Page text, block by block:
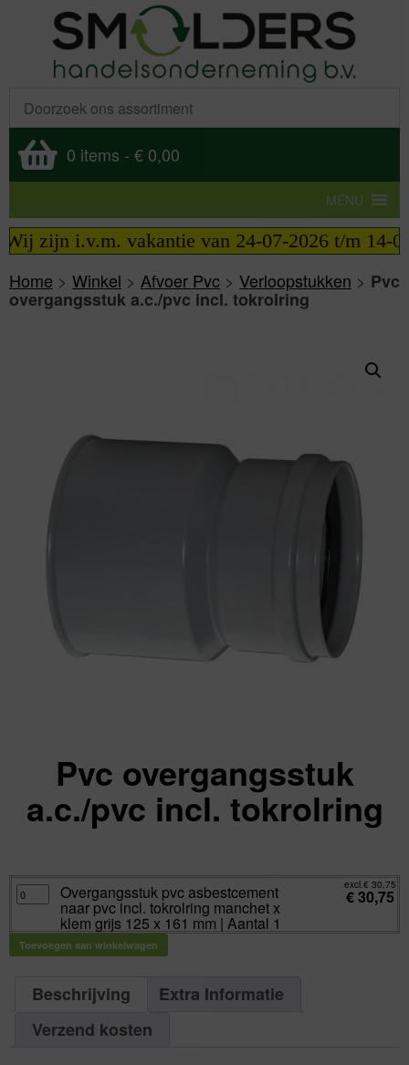
0 items - € 0,00
MENU
i.v.m. vakantie van 24-07-2026 t/m 14-08-
Home > Winkel > Afvoer Pvc > Verloopstukken > Pvc
overgangsstuk a.c./pvc incl. tokrolring
Pvc overgangsstuk
a.c./pvc incl. tokrolring
Overgangsstuk
pvc
asbestcement
incl.
tokrolring
manchet
grijs
Overgangsstuk pvc asbestcement
naar pvc incl. tokrolring manchet x
klem grijs 125 x 161 mm | Aantal 1
excl.€ 30,75
€30,75
Toevoegen aan winkelwagen
Beschrijving
Extra Informatie
Verzend kosten